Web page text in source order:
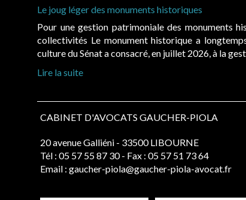
Le joug léger des monuments historiques
Pour une gestion patrimoniale des monuments
collectivités Le monument historique a
culture du Sénat a consacré, en juillet 2026, à la
Lire la suite
CABINET D'AVOCATS GAUCHER-PIOLA
20 avenue Galliéni - 33500 LIBOURNE
Tél : 05 57 55 87 30 - Fax : 05 57 51 73 64
Email : gaucher-piola@gaucher-piola-avocat.fr